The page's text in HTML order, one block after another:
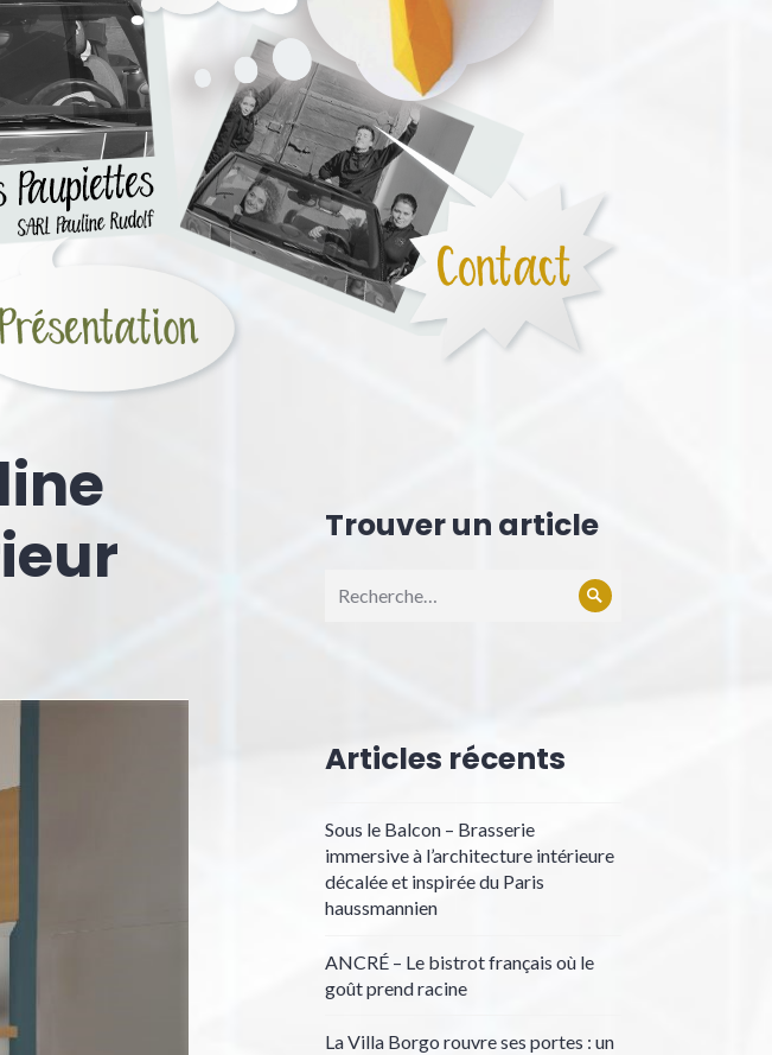
Trouver un article
pour :
Rechercher
Articles récents
Sous le Balcon – Brasserie
immersive à l’architecture intérieure
décalée et inspirée du Paris
haussmannien
ANCRÉ – Le bistrot français où le
goût prend racine
La Villa Borgo rouvre ses portes : un